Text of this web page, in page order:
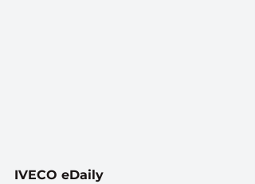
IVECO eDaily